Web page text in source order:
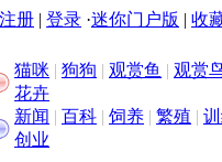
注册 | 登录 ·迷你门户版 | 收
猫咪 | 狗狗 | 观赏鱼 | 观赏
花卉
新闻 | 百科 | 饲养 | 繁殖 |
创业